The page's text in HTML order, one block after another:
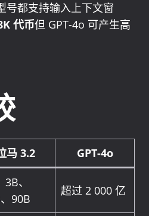
号都支持输入上下文窗
代币但 GPT-4o 可产生高
马 3.2 GPT-4o
、
90B
超过 2 000 亿